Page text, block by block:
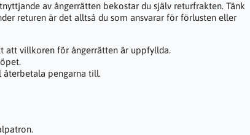
av ångerrätten bekostar du själv returfrakten. Tänk
returen är det alltså du som ansvarar för förlusten eller
att villkoren för ångerrätten är uppfyllda.
pengarna till.